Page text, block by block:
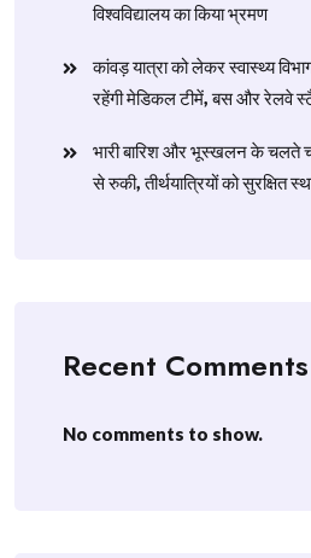
विश्वविद्यालय का किया भ्रमण
​कांवड़ यात्रा को लेकर स्वास्थ्य
रहेंगी मेडिकल टीमें, बस और रेलवे
​भारी बारिश और भूस्खलन के चलते
से रुकी, तीर्थयात्रियों को सुरक्षित
Recent Comments
No comments to show.